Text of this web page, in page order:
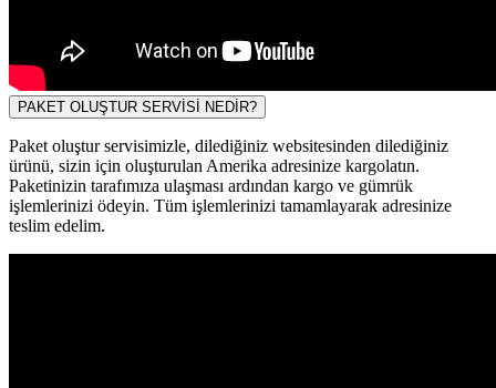
PAKET OLUŞTUR SERVİSİ NEDİR?
Paket oluştur servisimizle, dilediğiniz websitesinden dilediğiniz
ürünü, sizin için oluşturulan Amerika adresinize kargolatın.
Paketinizin tarafımıza ulaşması ardından kargo ve gümrük
işlemlerinizi ödeyin. Tüm işlemlerinizi tamamlayarak adresinize
teslim edelim.